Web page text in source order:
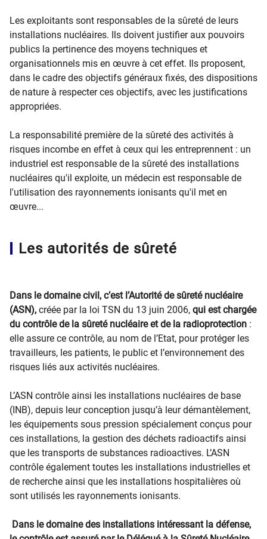
Les exploitants sont responsables de la sûreté de leurs
installations nucléaires. Ils doivent justifier aux pouvoirs
publics la pertinence des moyens techniques et
organisationnels mis en œuvre à cet effet. Ils proposent,
dans le cadre des objectifs généraux fixés, des dispositions
de nature à respecter ces objectifs, avec les justifications
appropriées.
La responsabilité première de la sûreté des activités à
risques incombe en effet à ceux qui les entreprennent : un
industriel est responsable de la sûreté des installations
nucléaires qu'il exploite, un médecin est responsable de
l'utilisation des rayonnements ionisants qu'il met en
œuvre...
Les autorités de sûreté
Dans le domaine civil, c’est l’Autorité de sûreté nucléaire
(ASN), créée par la loi TSN du 13 juin 2006, qui est chargée
du contrôle de la sûreté nucléaire et de la radioprotection :
elle assure ce contrôle, au nom de l’Etat, pour protéger les
travailleurs, les patients, le public et l’environnement des
risques liés aux activités nucléaires.
L’ASN contrôle ainsi les installations nucléaires de base
(INB), depuis leur conception jusqu’à leur démantèlement,
les équipements sous pression spécialement conçus pour
ces installations, la gestion des déchets radioactifs ainsi
que les transports de substances radioactives. L’ASN
contrôle également toutes les installations industrielles et
de recherche ainsi que les installations hospitalières où
sont utilisés les rayonnements ionisants.
Dans le domaine des installations intéressant la défense,